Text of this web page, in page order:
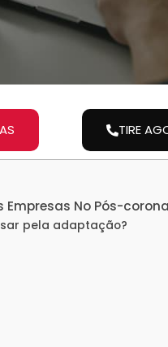
TIRE
Empresas No Pós-
pela adaptação?